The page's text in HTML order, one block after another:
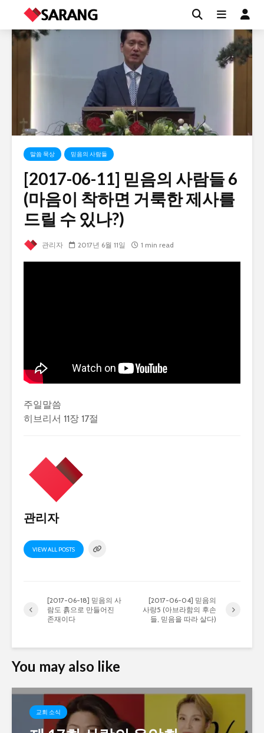
말씀 묵상 믿음의 사람들
[2017-06-11] 믿음의 사람들 6
(마음이 착하면 거룩한 제사를
드릴 수 있나?)
관리자 2017년 6월 11일 1 min read
주일말씀
히브리서 11장 17절
관리자
VIEW ALL POSTS
[2017-06-18] 믿음의 사
람도 흙으로 만들어진
존재이다
[2017-06-04] 믿음의
사랑5 (아브라함의 후손
들, 믿음을 따라 살다)
You may also like
교회 소식